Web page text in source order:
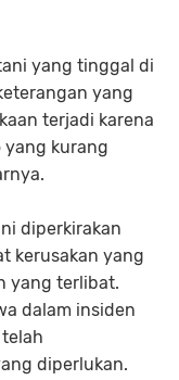
yang tinggal di
yang
terjadi karena
yang kurang
diperkirakan
kerusakan yang
yang terlibat.
dalam insiden
diperlukan.